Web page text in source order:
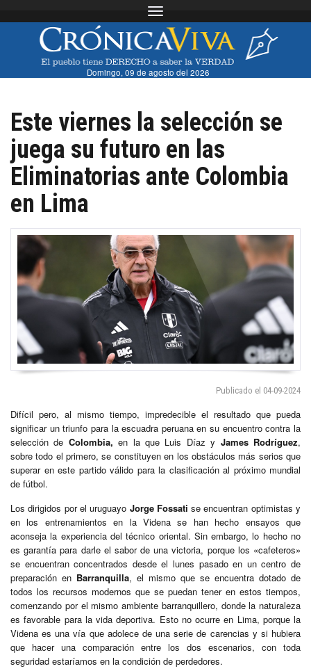
Toggle navigation
Domingo, 09 de agosto del 2026
Este viernes la selección se
juega su futuro en las
Eliminatorias ante Colombia
en Lima
Publicado el 04-09-2024
Difícil pero, al mismo tiempo, impredecible el resultado que pueda
significar un triunfo para la escuadra peruana en su encuentro contra la
selección de Colombia, en la que Luis Díaz y James Rodríguez,
sobre todo el primero, se constituyen en los obstáculos más serios que
superar en este partido válido para la clasificación al próximo mundial
de fútbol.
Los dirigidos por el uruguayo Jorge Fossati se encuentran optimistas y
en los entrenamientos en la Videna se han hecho ensayos que
aconseja la experiencia del técnico oriental. Sin embargo, lo hecho no
es garantía para darle el sabor de una victoria, porque los «cafeteros»
se encuentran concentrados desde el lunes pasado en un centro de
preparación en Barranquilla, el mismo que se encuentra dotado de
todos los recursos modernos que se puedan tener en estos tiempos,
comenzando por el mismo ambiente barranquillero, donde la naturaleza
es favorable para la vida deportiva. Esto no ocurre en Lima, porque la
Videna es una vía que adolece de una serie de carencias y si hubiera
que hacer una comparación entre los dos escenarios, con toda
seguridad estaríamos en la condición de perdedores.